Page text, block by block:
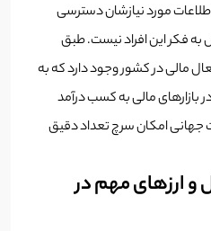
مورد نیازشان دسترسی
فکر این افراد نیست. طبق
20 میلیون فعال مالی در کشور وجود دارد که به
مالی به کسب درآمد
جهانی امکان سرچ تعداد دقیق
و ارزهای مهم در